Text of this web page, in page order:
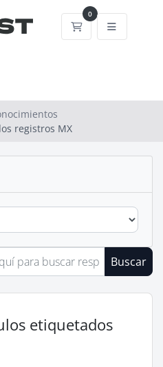
0
Carrito
registros MX
Buscar
etiquetados